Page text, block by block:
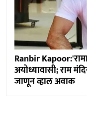
Ranbir
अयोध्यावासी; राम
जाणून व्हाल अवाक